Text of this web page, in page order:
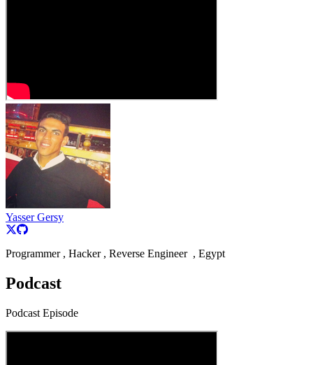
Yasser Gersy
Programmer , Hacker , Reverse Engineer , Egypt
Podcast
Podcast Episode